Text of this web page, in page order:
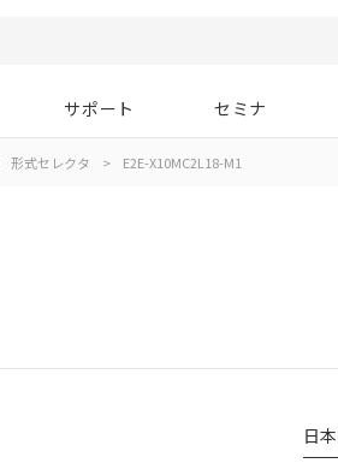
サポート セミナ
形式セレクタ > E2E-X10MC2L18-M1
日